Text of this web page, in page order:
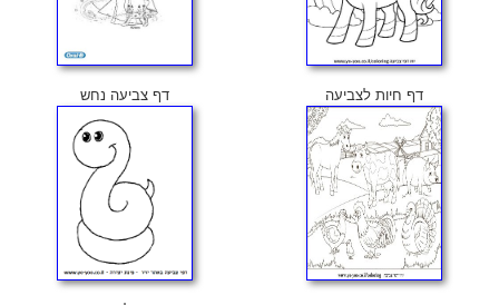
דף חיות לצביעה דף צביעה נחש